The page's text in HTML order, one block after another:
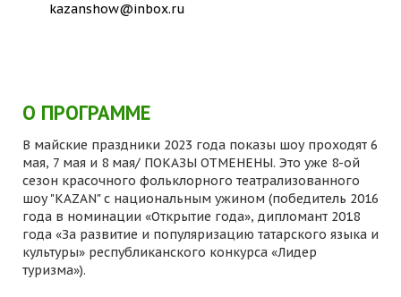
kazanshow@inbox.ru
О ПРОГРАММЕ
В майские праздники 2023 года показы шоу проходят 6
мая, 7 мая и 8 мая/ ПОКАЗЫ ОТМЕНЕНЫ. Это уже 8-ой
сезон красочного фольклорного театрализованного
шоу "KAZAN" с национальным ужином (победитель 2016
года в номинации «Открытие года», дипломант 2018
года «За развитие и популяризацию татарского языка и
культуры» республиканского конкурса «Лидер
туризма»).